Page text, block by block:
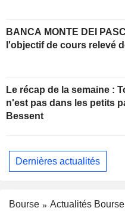
BANCA MONTE DEI
l'objectif de cours relevé
Le récap de la semaine :
n'est pas dans les petits
Bessent
Dernières actualités
Bourse
Actualités Bourse